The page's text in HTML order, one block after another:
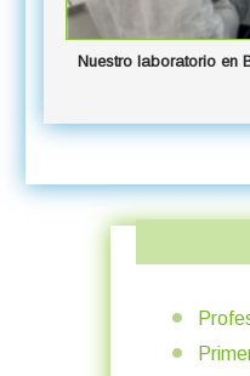
Nuestro laboratorio en